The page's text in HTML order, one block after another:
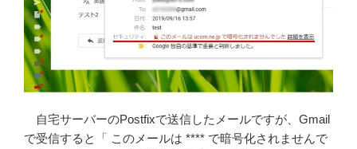
事
業
者
に
間
わ
自宅サーバーのPostfixで送信したメールですが、Gmail
で受信すると「 このメールは **** で暗号化されませんで